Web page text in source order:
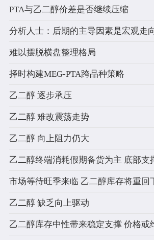
PTA与乙二醇价差是否继续压缩
难以摆脱横盘整理格局
择时构建MEG-PTA跨品种策略
乙二醇 逐步承压
乙二醇 难改震荡走势
乙二醇 向上阻力仍大
乙二醇 缺乏向上驱动